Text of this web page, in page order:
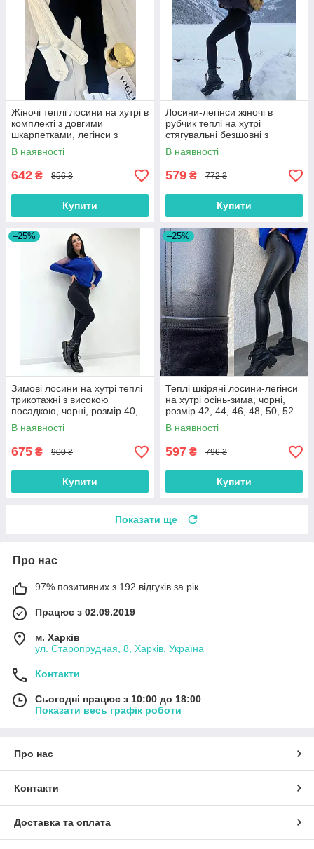
Жіночі теплі лосини на хутрі в
комплекті з довгими
шкарпетками, легінси з
високою посадкою
В наявності
642 ₴ 856 ₴
Купити
Лосини-легінси жіночі в
рубчик теплі на хутрі
стягувальні безшовні з
високою талією, чорні, розмір
42/48
В наявності
579 ₴ 772 ₴
Купити
–25%
Зимові лосини на хутрі теплі
трикотажні з високою
посадкою, чорні, розмір 40,
42, 44, 46, 48
В наявності
675 ₴ 900 ₴
Купити
–25%
Теплі шкіряні лосини-легінси
на хутрі осінь-зима, чорні,
розмір 42, 44, 46, 48, 50, 52
В наявності
597 ₴ 796 ₴
Купити
Показати ще
Про нас
97% позитивних з 192 відгуків за рік
Працює з 02.09.2019
м. Харків
ул. Старопрудная, 8, Харків, Україна
Контакти
Сьогодні працює з 10:00 до 18:00
Показати весь графік роботи
Про нас
Контакти
Доставка та оплата